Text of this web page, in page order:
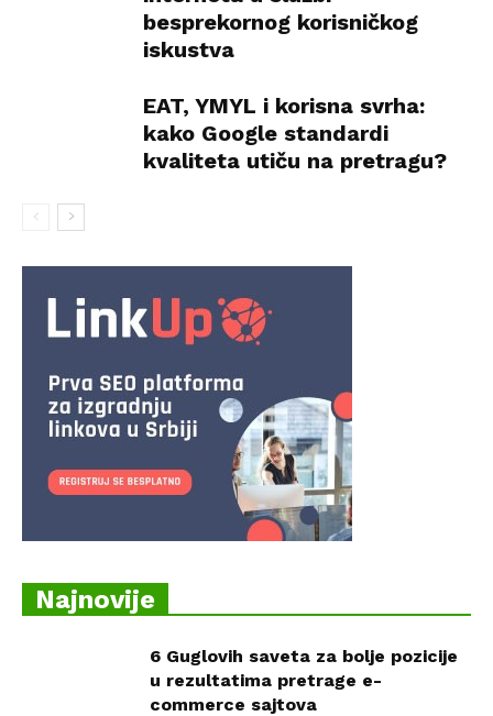
besprekornog korisničkog
iskustva
EAT, YMYL i korisna svrha:
kako Google standardi
kvaliteta utiču na pretragu?
Najnovije
6 Guglovih saveta za bolje pozicije
u rezultatima pretrage e-
commerce sajtova